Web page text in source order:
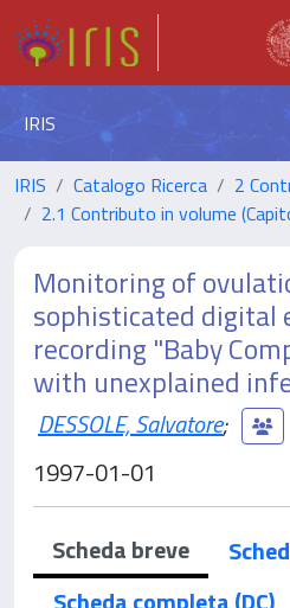
IRIS
IRIS Catalogo Ricerca
2
2.1 Contributo in volume
Monitoring of
sophisticated digital
recording "Baby
with unexplained
DESSOLE, Salvatore;
1997-01-01
Scheda breve